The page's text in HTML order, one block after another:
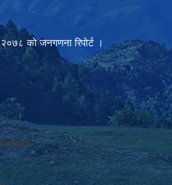
को जनगणना रिपोर्ट ।
अधिकृत